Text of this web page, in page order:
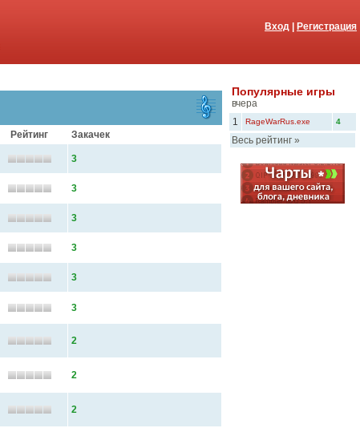
Вход
Регистрация
Рейтинг Закачек
3
3
3
3
3
3
2
2
2
Популярные игры
вчера
1
RageWarRus.exe 4
Весь рейтинг »